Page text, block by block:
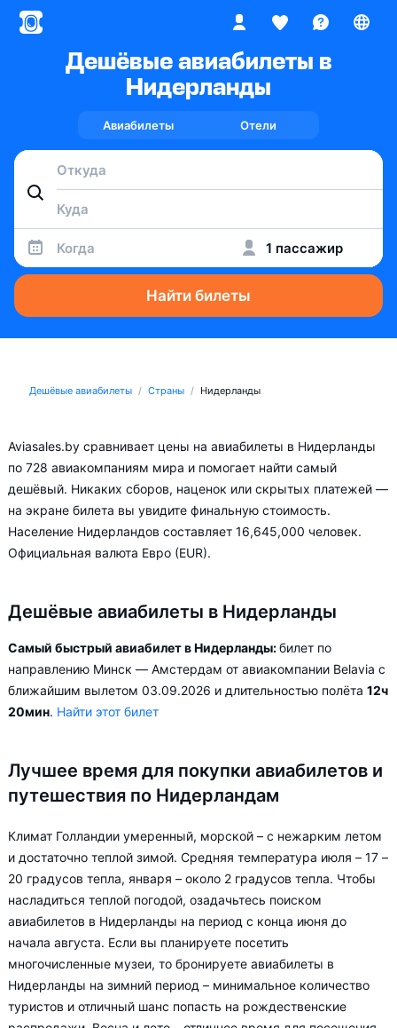
Дешёвые авиабилеты в
Нидерланды
Авиабилеты Отели
Когда 1 пассажир
Найти билеты
Дешёвые авиабилеты Страны Нидерланды
Aviasales.by сравнивает цены на авиабилеты в Нидерланды
по 728 авиакомпаниям мира и помогает найти самый
дешёвый. Никаких сборов, наценок или скрытых платежей —
на экране билета вы увидите финальную стоимость.
Население Нидерландов составляет 16,645,000 человек.
Официальная валюта Евро (EUR).
Дешёвые авиабилеты в Нидерланды
Самый быстрый авиабилет в Нидерланды:билет по
направлению Минск — Амстердам от авиакомпании Belavia с
ближайшим вылетом 03.09.2026 и длительностью полёта 12ч
20мин. Найти этот билет
Лучшее время для покупки авиабилетов и
путешествия по Нидерландам
Климат Голландии умеренный, морской – с нежарким летом
и достаточно теплой зимой. Средняя температура июля – 17 –
20 градусов тепла, января – около 2 градусов тепла. Чтобы
насладиться теплой погодой, озадачьтесь поиском
авиабилетов в Нидерланды на период с конца июня до
начала августа. Если вы планируете посетить
многочисленные музеи, то бронируете авиабилеты в
Нидерланды на зимний период – минимальное количество
туристов и отличный шанс попасть на рождественские